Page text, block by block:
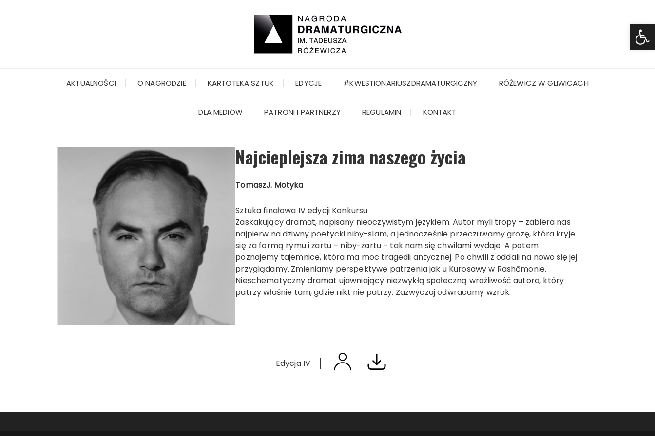
AKTUALNOŚCI O NAGRODZIE KARTOTEKA SZTUK EDYCJE #KWESTIONARIUSZDRAMATURGICZNY RÓŻEWICZ W GLIWICACH
DLA MEDIÓW PATRONI I PARTNERZY REGULAMIN KONTAKT
Najcieplejsza zima naszego życia
TomaszJ. Motyka
Sztuka finałowa IV edycji Konkursu
Zaskakujący dramat, napisany nieoczywistym językiem. Autor myli tropy – zabiera nas
najpierw na dziwny poetycki niby-slam, a jednocześnie przeczuwamy grozę, która kryje
się za formą rymu i żartu – niby-żartu – tak nam się chwilami wydaje. A potem
poznajemy tajemnicę, która ma moc tragedii antycznej. Po chwili z oddali na nowo się jej
przyglądamy. Zmieniamy perspektywę patrzenia jak u Kurosawy w Rashōmonie.
Nieschematyczny dramat ujawniający niezwykłą społeczną wrażliwość autora, który
patrzy właśnie tam, gdzie nikt nie patrzy. Zazwyczaj odwracamy wzrok.
Edycja IV